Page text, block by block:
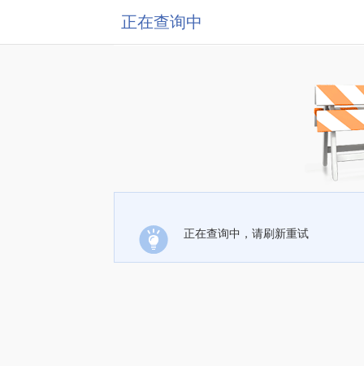
正在查询中
正在查询中，请刷新重试